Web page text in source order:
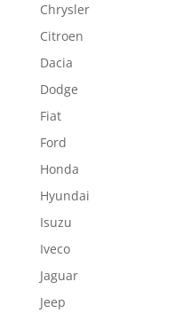
Chrysler
Citroen
Dacia
Dodge
Fiat
Ford
Honda
Hyundai
Isuzu
Iveco
Jaguar
Jeep